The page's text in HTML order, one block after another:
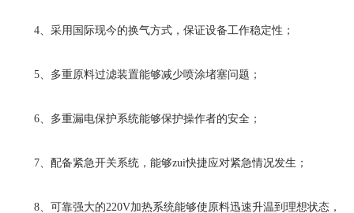
4、采用国际现今的换气方式，保证设备工作稳定性；
5、多重原料过滤装置能够减少喷涂堵塞问题；
6、多重漏电保护系统能够保护操作者的安全；
7、配备紧急开关系统，能够zui快捷应对紧急情况发生；
8、可靠强大的220V加热系统能够使原料迅速升温到理想状态，